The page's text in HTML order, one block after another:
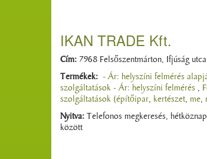
IKAN TRADE Kft.
Cím: 7968 Felsőszentmárton, Ifjúság
Termékek: - Ár: helyszíni felmérés
szolgáltatások - Ár: helyszíni felmérés ,
szolgáltatások (építőipar, kertészet, me,
Nyitva: Telefonos megkeresés,
között